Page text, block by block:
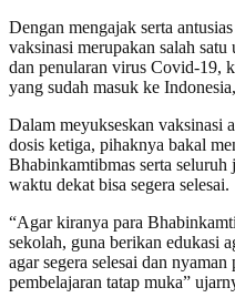
Dengan mengajak serta
vaksinasi merupakan salah
dan penularan virus Covid-19,
yang sudah masuk ke
Dalam meyukseskan vaksinasi
dosis ketiga, pihaknya bakal
Bhabinkamtibmas serta seluruh
waktu dekat bisa segera selesai.
“Agar kiranya para
sekolah, guna berikan edukasi
agar segera selesai dan
pembelajaran tatap muka”